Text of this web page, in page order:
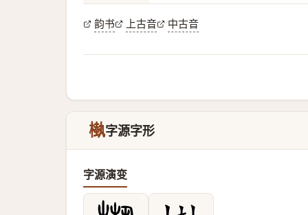
韵书 上古音 中古音
槸字源字形
字源演变